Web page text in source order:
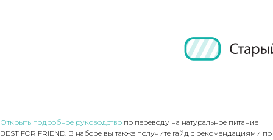
Открыть подробное руководство по переводу на натуральное питание
BEST FOR FRIEND. В наборе вы также получите гайд с рекомендациями по